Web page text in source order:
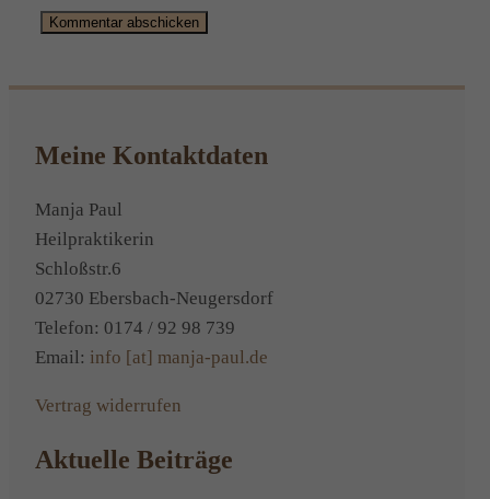
Meine Kontaktdaten
Manja Paul
Heilpraktikerin
Schloßstr.6
02730 Ebersbach-Neugersdorf
Telefon: 0174 / 92 98 739
Email: info [at] manja-paul.de
Vertrag widerrufen
Aktuelle Beiträge